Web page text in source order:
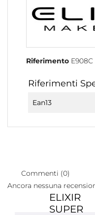
Riferimento E908C
Riferimenti
Ean13
Commenti (0)
Ancora nessuna
ELIXIR
SUPER